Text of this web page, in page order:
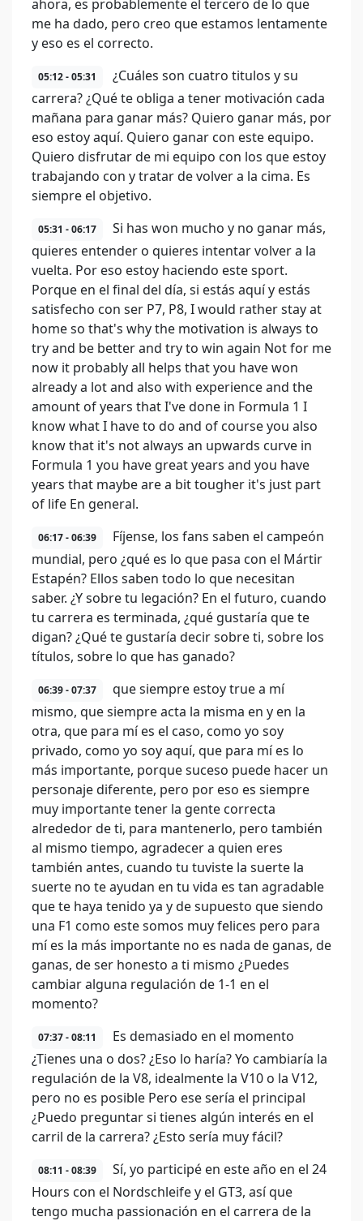
ahora, es probablemente el tercero de lo que
me ha dado, pero creo que estamos lentamente
y eso es el correcto.
05:12 - 05:31
¿Cuáles son cuatro titulos y su
carrera? ¿Qué te obliga a tener motivación cada
mañana para ganar más? Quiero ganar más, por
eso estoy aquí. Quiero ganar con este equipo.
Quiero disfrutar de mi equipo con los que estoy
trabajando con y tratar de volver a la cima. Es
siempre el objetivo.
05:31 - 06:17
Si has won mucho y no ganar más,
quieres entender o quieres intentar volver a la
vuelta. Por eso estoy haciendo este sport.
Porque en el final del día, si estás aquí y estás
satisfecho con ser P7, P8, I would rather stay at
home so that's why the motivation is always to
try and be better and try to win again Not for me
now it probably all helps that you have won
already a lot and also with experience and the
amount of years that I've done in Formula 1 I
know what I have to do and of course you also
know that it's not always an upwards curve in
Formula 1 you have great years and you have
years that maybe are a bit tougher it's just part
of life En general.
06:17 - 06:39
Fíjense, los fans saben el campeón
mundial, pero ¿qué es lo que pasa con el Mártir
Estapén? Ellos saben todo lo que necesitan
saber. ¿Y sobre tu legación? En el futuro, cuando
tu carrera es terminada, ¿qué gustaría que te
digan? ¿Qué te gustaría decir sobre ti, sobre los
títulos, sobre lo que has ganado?
06:39 - 07:37
que siempre estoy true a mí
mismo, que siempre acta la misma en y en la
otra, que para mí es el caso, como yo soy
privado, como yo soy aquí, que para mí es lo
más importante, porque suceso puede hacer un
personaje diferente, pero por eso es siempre
muy importante tener la gente correcta
alrededor de ti, para mantenerlo, pero también
al mismo tiempo, agradecer a quien eres
también antes, cuando tu tuviste la suerte la
suerte no te ayudan en tu vida es tan agradable
que te haya tenido ya y de supuesto que siendo
una F1 como este somos muy felices pero para
mí es la más importante no es nada de ganas, de
ganas, de ser honesto a ti mismo ¿Puedes
cambiar alguna regulación de 1-1 en el
momento?
07:37 - 08:11
Es demasiado en el momento
¿Tienes una o dos? ¿Eso lo haría? Yo cambiaría la
regulación de la V8, idealmente la V10 o la V12,
pero no es posible Pero ese sería el principal
¿Puedo preguntar si tienes algún interés en el
carril de la carrera? ¿Esto sería muy fácil?
08:11 - 08:39
Sí, yo participé en este año en el 24
Hours con el Nordschleife y el GT3, así que
tengo mucha passionación en el carrera de la